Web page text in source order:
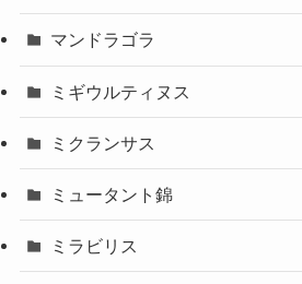
マンドラゴラ
ミギウルティヌス
ミクランサス
ミュータント錦
ミラビリス